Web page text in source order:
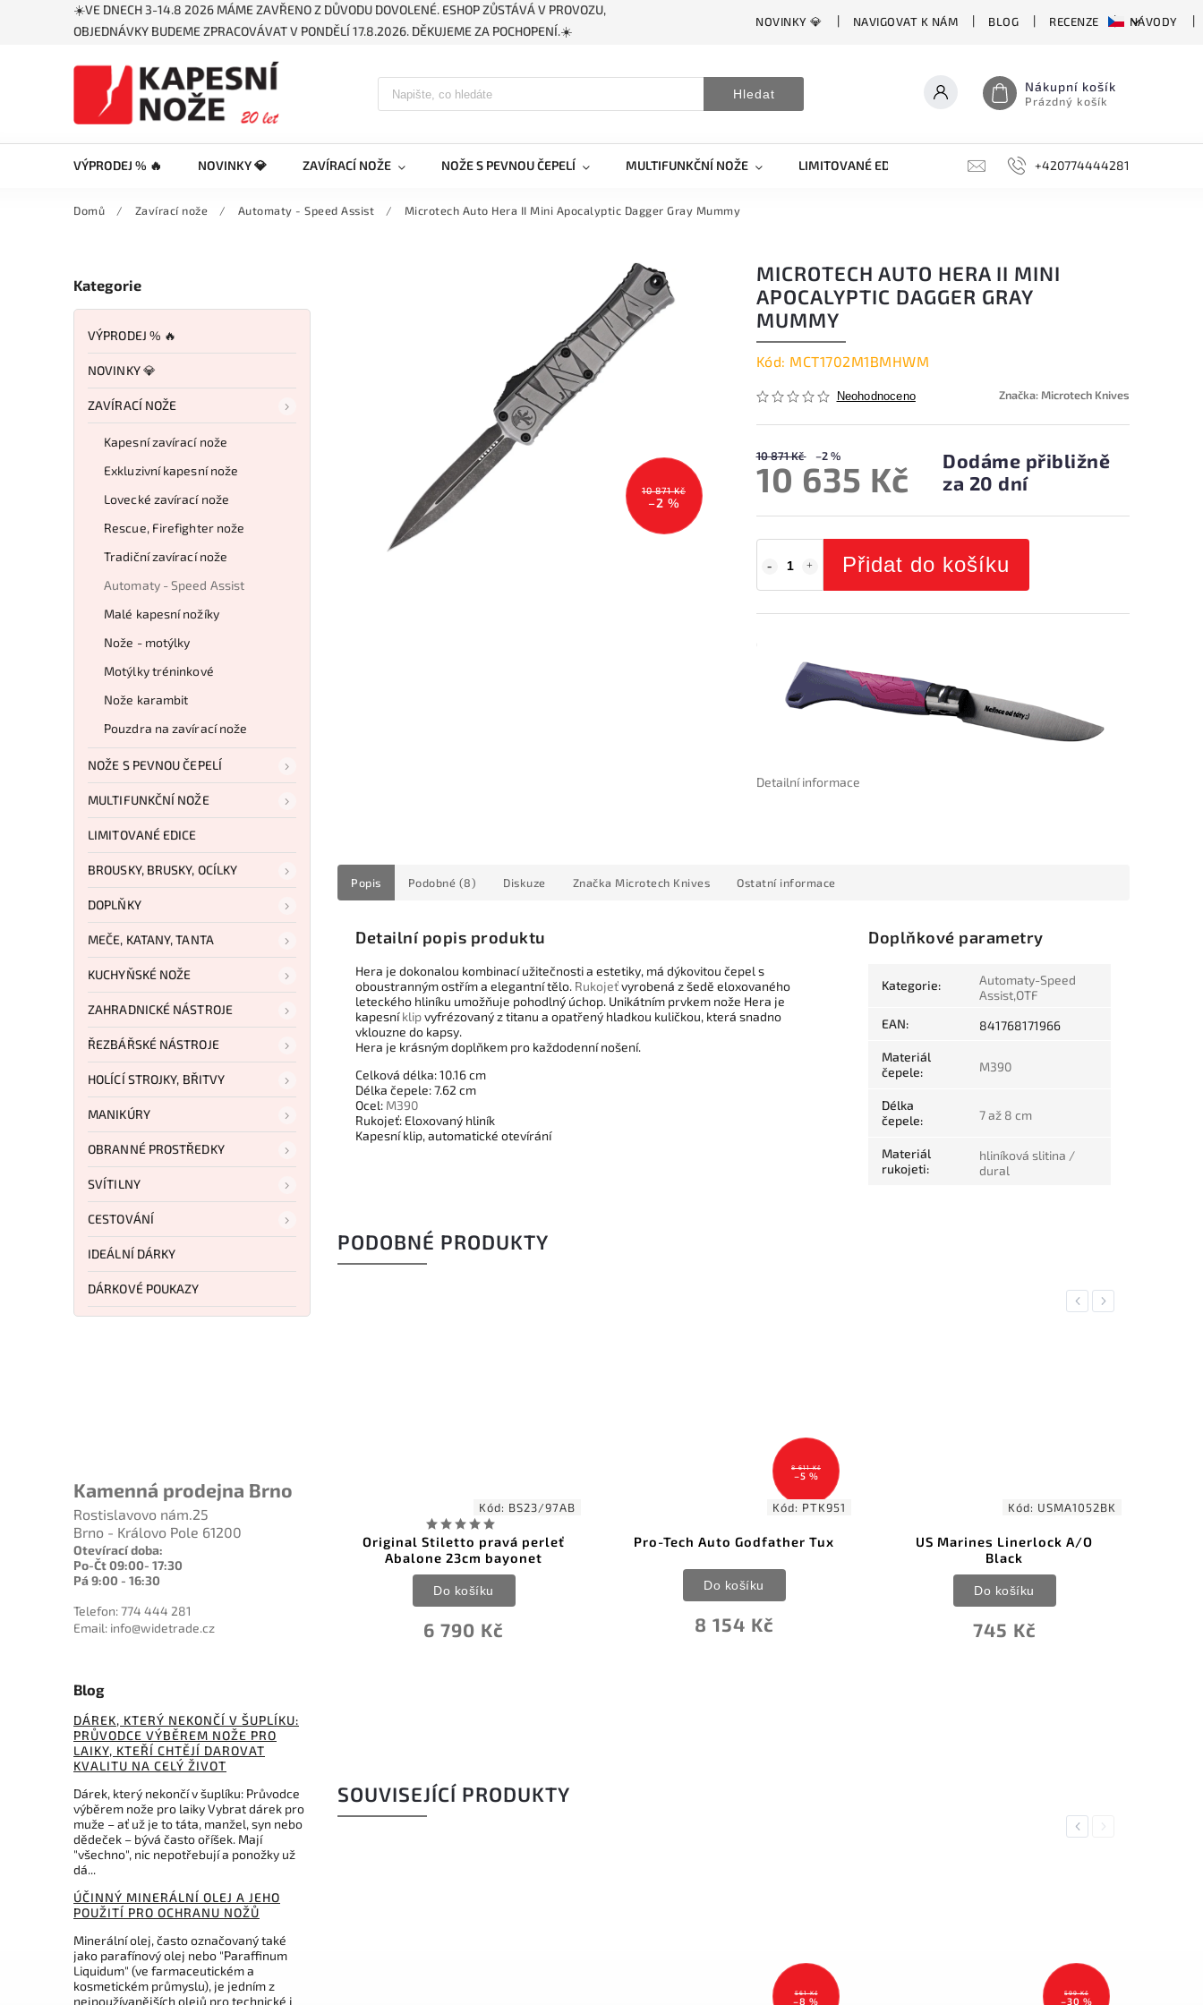
☀️VE DNECH 3-14.8 2026 MÁME ZAVŘENO Z DŮVODU DOVOLENÉ. ESHOP ZŮSTÁVÁ V PROVOZU,
OBJEDNÁVKY BUDEME ZPRACOVÁVAT V PONDĚLÍ 17.8.2026. DĚKUJEME ZA POCHOPENÍ.☀️
NOVINKY 💎 NAVIGOVAT K NÁM BLOG RECENZE NÁVODY
Hledat Nákupní košík
Prázdný košík
VÝPRODEJ % 🔥 NOVINKY 💎 ZAVÍRACÍ NOŽE NOŽE S PEVNOU ČEPELÍ MULTIFUNKČNÍ NOŽE LIMITOVANÉ EDICE BROUSKY, BRUSKY, OCÍLKY
+420774444281
Domů / Zavírací nože / Automaty - Speed Assist / Microtech Auto Hera II Mini Apocalyptic Dagger Gray Mummy
Kategorie
VÝPRODEJ % 🔥
NOVINKY 💎
ZAVÍRACÍ NOŽE
Kapesní zavírací nože
Exkluzivní kapesní nože
Lovecké zavírací nože
Rescue, Firefighter nože
Tradiční zavírací nože
Automaty - Speed Assist
Malé kapesní nožíky
Nože - motýlky
Motýlky tréninkové
Nože karambit
Pouzdra na zavírací nože
NOŽE S PEVNOU ČEPELÍ
MULTIFUNKČNÍ NOŽE
LIMITOVANÉ EDICE
BROUSKY, BRUSKY, OCÍLKY
DOPLŇKY
MEČE, KATANY, TANTA
KUCHYŇSKÉ NOŽE
ZAHRADNICKÉ NÁSTROJE
ŘEZBÁŘSKÉ NÁSTROJE
HOLÍCÍ STROJKY, BŘITVY
MANIKÚRY
OBRANNÉ PROSTŘEDKY
SVÍTILNY
CESTOVÁNÍ
IDEÁLNÍ DÁRKY
DÁRKOVÉ POUKAZY
Kamenná prodejna Brno
Rostislavovo nám.25
Brno - Královo Pole 61200
Otevírací doba:
Po-Čt 09:00- 17:30
Pá 9:00 - 16:30
Telefon: 774 444 281
Email: info@widetrade.cz
Blog
DÁREK, KTERÝ NEKONČÍ V ŠUPLÍKU:
PRŮVODCE VÝBĚREM NOŽE PRO
LAIKY, KTEŘÍ CHTĚJÍ DAROVAT
KVALITU NA CELÝ ŽIVOT
Dárek, který nekončí v šuplíku: Průvodce
výběrem nože pro laiky Vybrat dárek pro
muže – ať už je to táta, manžel, syn nebo
dědeček – bývá často oříšek. Mají
"všechno", nic nepotřebují a ponožky už
dá...
ÚČINNÝ MINERÁLNÍ OLEJ A JEHO
POUŽITÍ PRO OCHRANU NOŽŮ
Minerální olej, často označovaný také
jako parafínový olej nebo "Paraffinum
Liquidum" (ve farmaceutickém a
kosmetickém průmyslu), je jedním z
nejpoužívanějších olejů pro technické i
10 871 Kč
–2 %
MICROTECH AUTO HERA II MINI
APOCALYPTIC DAGGER GRAY
MUMMY
Kód: MCT1702M1BMHWM
Neohodnoceno Značka: Microtech Knives
10 871 Kč –2 %
10 635 Kč
Dodáme přibližně
za 20 dní
Přidat do košíku
Detailní informace
Popis Podobné (8) Diskuze Značka Microtech Knives Ostatní informace
Detailní popis produktu
Hera je dokonalou kombinací užitečnosti a estetiky, má dýkovitou čepel s
oboustranným ostřím a elegantní tělo. Rukojeťvyrobená z šedě eloxovaného
leteckého hliníku umožňuje pohodlný úchop. Unikátním prvkem nože Hera je
kapesníklipvyfrézovaný z titanu a opatřený hladkou kuličkou, která snadno
vklouzne do kapsy.
Hera je krásným doplňkem pro každodenní nošení.
Celková délka: 10.16 cm
Délka čepele: 7.62 cm
Ocel: M390
Rukojeť: Eloxovaný hliník
Kapesní klip, automatické otevírání
Doplňkové parametry
Kategorie:
Automaty-Speed
Assist,OTF
EAN: 841768171966
Materiál
čepele: M390
Délka
čepele: 7 až 8 cm
Materiál
rukojeti:
hliníková slitina /
dural
PODOBNÉ PRODUKTY
Previous
Kód:
Microtech Hera Apocalyptic
Dagger Black
11 714 Kč
Kód: BS23/97AB
Original Stiletto pravá perleť
Abalone 23cm bayonet
6 790 Kč
Do košíku
8 611 Kč
–5 %
Kód: PTK951
Pro-Tech Auto Godfather Tux
8 154 Kč
Do košíku
Kód: USMA1052BK
US Marines Linerlock A/O
Black
745 Kč
Do košíku
Next
SOUVISEJÍCÍ PRODUKTY
Previous
561 Kč
–8 %
599 Kč
–30 %
Next